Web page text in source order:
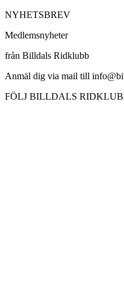
NYHETSBREV
Medlemsnyheter
från Billdals Ridklubb
Anmäl dig via mail till
FÖLJ BILLDALS